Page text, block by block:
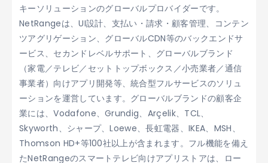
キーソリューションのグローバルプロバイダーです。
NetRangeは、UI設計、支払い・請求・顧客管理、コンテン
ツアグリゲーション、グローバルCDN等のバックエンドサ
ービス、セカンドレベルサポート、グローバルブランド
（家電／テレビ／セットトップボックス／小売業者／通信
事業者）向けアプリ開発等、統合型フルサービスのソリュ
ーションを運営しています。グローバルブランドの顧客企
業には、Vodafone、Grundig、Arçelik、TCL、
Skyworth、シャープ、Loewe、長虹電器、IKEA、MSH、
Thomson HD+等100社以上が含まれます。フル機能を備え
たNetRangeのスマートテレビ向けアプリストアは、ロー